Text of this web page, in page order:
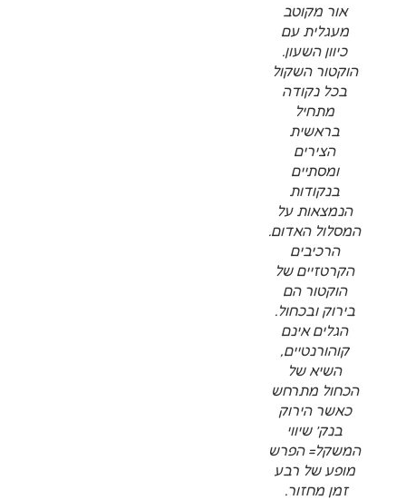
אור מקוטב
מעגלית עם
כיוון השעון.
הוקטור השקול
בכל נקודה
מתחיל
בראשית
הצירים
ומסתיים
בנקודות
הנמצאות על
המסלול האדום.
הרכיבים
הקרטזיים של
הוקטור הם
בירוק ובכחול.
הגלים אינם
קוהורנטיים,
השיא של
הכחול מתרחש
כאשר הירוק
בנק’ שיווי
המשקל= הפרש
מופע של רבע
זמן מחזור.